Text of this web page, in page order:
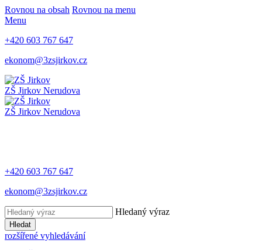
Rovnou na obsah Rovnou na menu
Menu
+420 603 767 647
ekonom@3zsjirkov.cz
ZŠ Jirkov Nerudova
ZŠ Jirkov Nerudova
+420 603 767 647
ekonom@3zsjirkov.cz
Hledaný výraz
Hledat
rozšířené vyhledávání